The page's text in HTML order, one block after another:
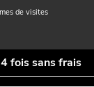
de visites
fois sans frais